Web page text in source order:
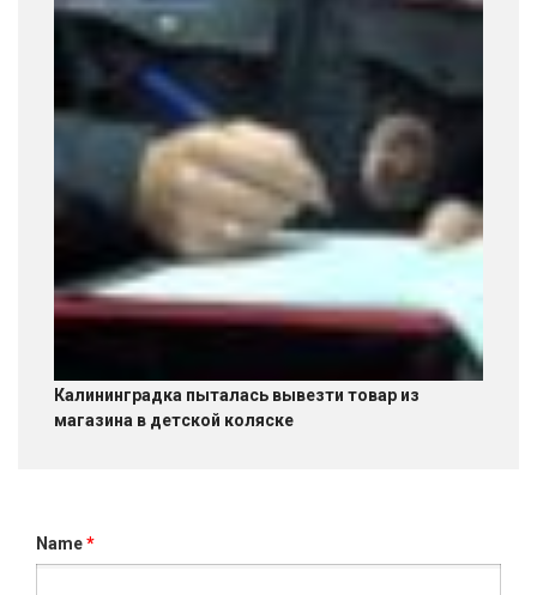
Калининградка пыталась вывезти товар из
магазина в детской коляске
Name*